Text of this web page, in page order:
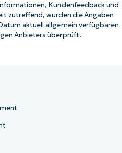
Kundenfeedback und
zutreffend, wurden die Angaben
aktuell allgemein verfügbaren
Anbieters überprüft.